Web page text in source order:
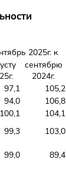
2025г. к
сентябрю
2024г.
97,1 105,2
94,0 106,8
100,1 104,1
99,3 103,0
99,0 89,4